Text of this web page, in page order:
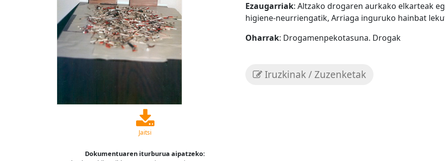
Jaitsi
Dokumentuaren iturburua aipatzeko:
Ezaugarriak: Altzako drogaren aurkako elkarteak
higiene-neurriengatik, Arriaga inguruko hainbat
Oharrak: Drogamenpekotasuna. Drogak
Iruzkinak / Zuzenketak